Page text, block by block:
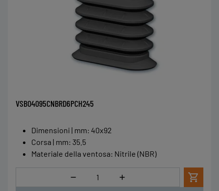
VSBO4095CNBRD6PCH245
Dimensioni | mm: 40x92
Corsa | mm: 35.5
Materiale della ventosa: Nitrile (NBR)
Quantità